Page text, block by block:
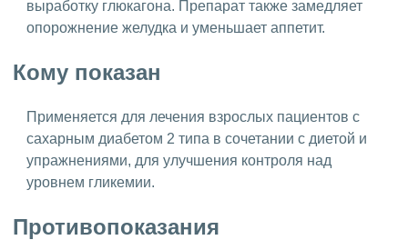
выработку глюкагона. Препарат также замедляет
опорожнение желудка и уменьшает аппетит.
Кому показан
Применяется для лечения взрослых пациентов с
сахарным диабетом 2 типа в сочетании с диетой и
упражнениями, для улучшения контроля над
уровнем гликемии.
Противопоказания